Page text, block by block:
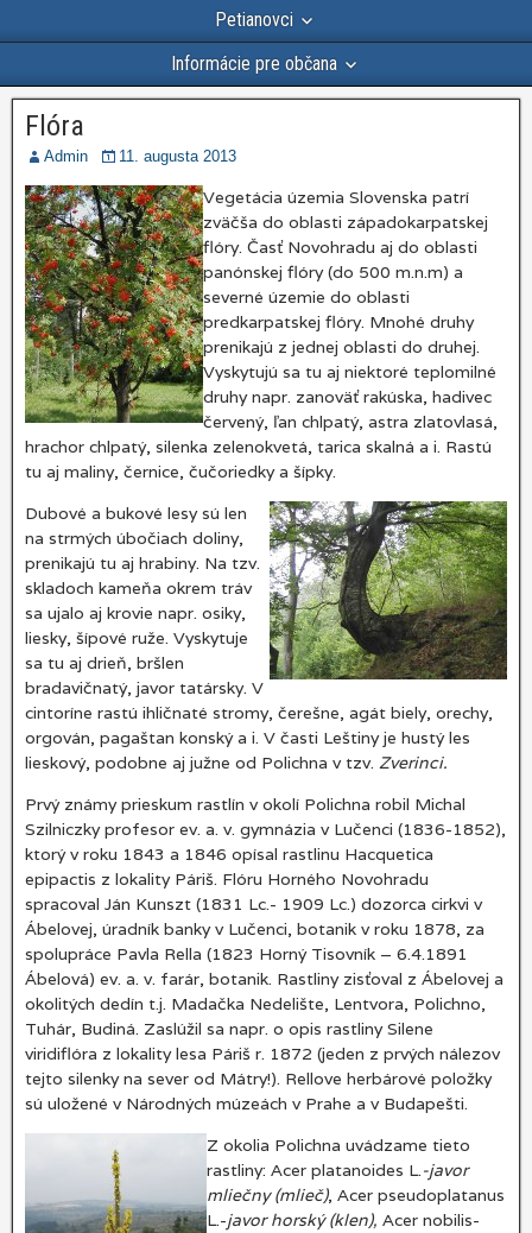
Petianovci
Informácie pre občana
Flóra
Admin 11. augusta 2013
Vegetácia územia Slovenska patrí
zväčša do oblasti západokarpatskej
flóry. Časť Novohradu aj do oblasti
panónskej flóry (do 500 m.n.m) a
severné územie do oblasti
predkarpatskej flóry. Mnohé druhy
prenikajú z jednej oblasti do druhej.
Vyskytujú sa tu aj niektoré teplomilné
druhy napr. zanoväť rakúska, hadivec
červený, ľan chlpatý, astra zlatovlasá,
hrachor chlpatý, silenka zelenokvetá, tarica skalná a i. Rastú
tu aj maliny, černice, čučoriedky a šípky.
Dubové a bukové lesy sú len
na strmých úbočiach doliny,
prenikajú tu aj hrabiny. Na tzv.
skladoch kameňa okrem tráv
sa ujalo aj krovie napr. osiky,
liesky, šípové ruže. Vyskytuje
sa tu aj drieň, bršlen
bradavičnatý, javor tatársky. V
cintoríne rastú ihličnaté stromy, čerešne, agát biely, orechy,
orgován, pagaštan konský a i. V časti Leštiny je hustý les
lieskový, podobne aj južne od Polichna v tzv. Zverinci.
Prvý známy prieskum rastlín v okolí Polichna robil Michal
Szilniczky profesor ev. a. v. gymnázia v Lučenci (1836-1852),
ktorý v roku 1843 a 1846 opísal rastlinu Hacquetica
epipactis z lokality Páriš. Flóru Horného Novohradu
spracoval Ján Kunszt (1831 Lc.- 1909 Lc.) dozorca cirkvi v
Ábelovej, úradník banky v Lučenci, botanik v roku 1878, za
spolupráce Pavla Rella (1823 Horný Tisovník – 6.4.1891
Ábelová) ev. a. v. farár, botanik. Rastliny zisťoval z Ábelovej a
okolitých dedín t.j. Madačka Nedelište, Lentvora, Polichno,
Tuhár, Budiná. Zaslúžil sa napr. o opis rastliny Silene
viridiflóra z lokality lesa Páriš r. 1872 (jeden z prvých nálezov
tejto silenky na sever od Mátry!). Rellove herbárové položky
sú uložené v Národných múzeách v Prahe a v Budapešti.
Z okolia Polichna uvádzame tieto
rastliny: Acer platanoides L.-javor
mliečny (mlieč), Acer pseudoplatanus
L.-javor horský (klen), Acer nobilis-